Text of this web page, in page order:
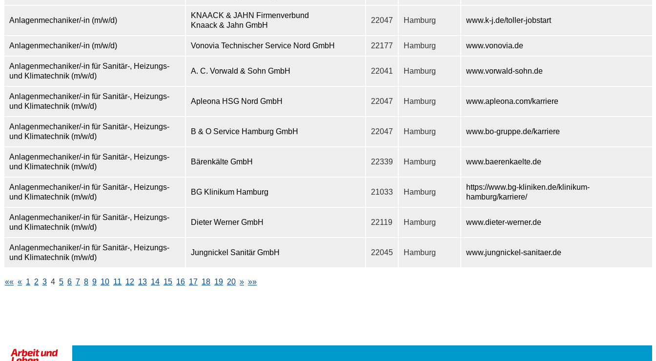
Anlagenmechaniker/-in (m/w/d)
KNAACK & JAHN Firmenverbund
Knaack & Jahn GmbH
22047 Hamburg www.k-j.de/toller-jobstart
Anlagenmechaniker/-in (m/w/d) Vonovia Technischer Service Nord GmbH 22177 Hamburg www.vonovia.de
Anlagenmechaniker/-in für Sanitär-, Heizungs-
und Klimatechnik (m/w/d)
A. C. Vorwald & Sohn GmbH 22041 Hamburg www.vorwald-sohn.de
Anlagenmechaniker/-in für Sanitär-, Heizungs-
und Klimatechnik (m/w/d)
Apleona HSG Nord GmbH 22047 Hamburg www.apleona.com/karriere
Anlagenmechaniker/-in für Sanitär-, Heizungs-
und Klimatechnik (m/w/d)
B & O Service Hamburg GmbH 22047 Hamburg www.bo-gruppe.de/karriere
Anlagenmechaniker/-in für Sanitär-, Heizungs-
und Klimatechnik (m/w/d)
Bärenkälte GmbH 22339 Hamburg www.baerenkaelte.de
Anlagenmechaniker/-in für Sanitär-, Heizungs-
und Klimatechnik (m/w/d)
BG Klinikum Hamburg 21033 Hamburg
https://www.bg-kliniken.de/klinikum-
hamburg/karriere/
Anlagenmechaniker/-in für Sanitär-, Heizungs-
und Klimatechnik (m/w/d)
Dieter Werner GmbH 22119 Hamburg www.dieter-werner.de
Anlagenmechaniker/-in für Sanitär-, Heizungs-
und Klimatechnik (m/w/d)
Jungnickel Sanitär GmbH 22045 Hamburg www.jungnickel-sanitaer.de
«« « 1 2 3 4 5 6 7 8 9 10 11 12 13 14 15 16 17 18 19 20 » »»